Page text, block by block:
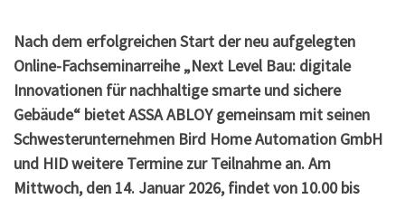
Nach dem erfolgreichen Start der neu aufgelegten
Online-Fachseminarreihe „Next Level Bau: digitale
Innovationen für nachhaltige smarte und sichere
Gebäude“ bietet ASSA ABLOY gemeinsam mit seinen
Schwesterunternehmen Bird Home Automation GmbH
und HID weitere Termine zur Teilnahme an. Am
Mittwoch, den 14. Januar 2026, findet von 10.00 bis